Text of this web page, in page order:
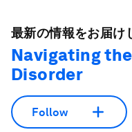
最新の情報をお届け
Navigating
Disorder
Follow